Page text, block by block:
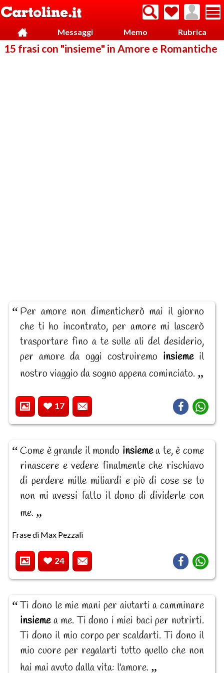
Messaggi Memo Rubrica
15 frasi con "insieme" in Amore e Romantiche
Per amore non dimenticherò mai il giorno
che ti ho incontrato, per amore mi lascerò
trasportare fino a te sulle ali del desiderio,
per amore da oggi costruiremo insiemeil
nostro viaggio da sogno appena cominciato.
17
Come è grande il mondo insiemea te, è come
rinascere e vedere finalmente che rischiavo
di perdere mille miliardi e più di cose se tu
non mi avessi fatto il dono di dividerle con
me.
Frase di Max Pezzali
24
Ti dono le mie mani per aiutarti a camminare
insiemea me. Ti dono i miei baci per nutrirti.
Ti dono il mio corpo per scaldarti. Ti dono il
mio cuore per regalarti tutto quello che non
hai mai avuto dalla vita: l'amore.